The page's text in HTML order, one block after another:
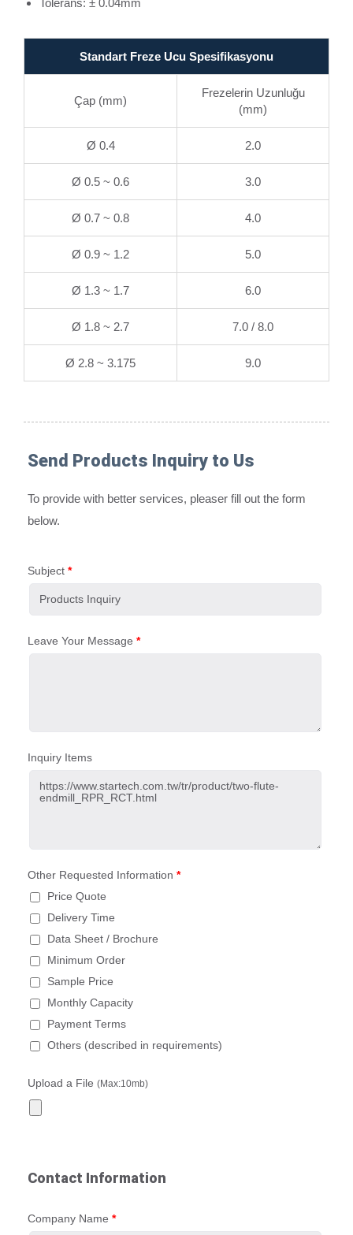
Tolerans: ± 0.04mm
Standart Freze Ucu Spesifikasyonu
Çap (mm)
Frezelerin Uzunluğu
(mm)
Ø 0.4 2.0
Ø 0.5 ~ 0.6 3.0
Ø 0.7 ~ 0.8 4.0
Ø 0.9 ~ 1.2 5.0
Ø 1.3 ~ 1.7 6.0
Ø 1.8 ~ 2.7 7.0 / 8.0
Ø 2.8 ~ 3.175 9.0